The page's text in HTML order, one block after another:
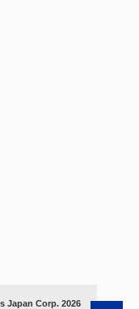
Japan Corp. 2026